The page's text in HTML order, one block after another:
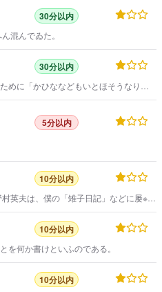
でくる。
30分以内
混んでゐた。
30分以内
めに「かひななどもいとほそうなりて
人の薫の君たちにみとられながら、遂
5分以内
10分以内
10分以内
を何か書けといふのである。
10分以内